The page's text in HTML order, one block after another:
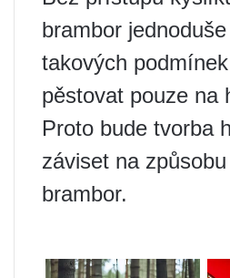
brambor
takových
pěstovat pouze na
Proto bude tvorba
záviset na
brambor.